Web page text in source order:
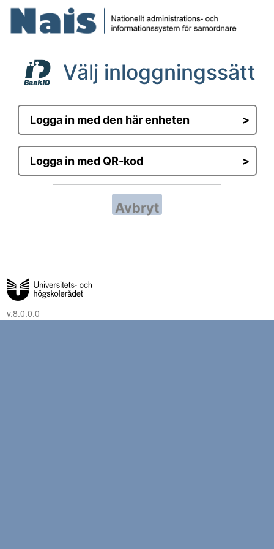
Välj inloggningssätt
Logga in med den här enheten
Logga in med QR-kod
Avbryt
v.8.0.0.0